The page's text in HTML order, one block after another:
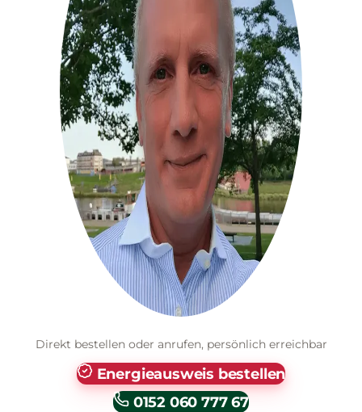
Direkt bestellen oder anrufen, persönlich erreichbar
Energieausweis bestellen
0152 060 777 67